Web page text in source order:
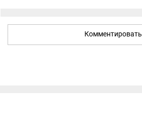
Комментировать